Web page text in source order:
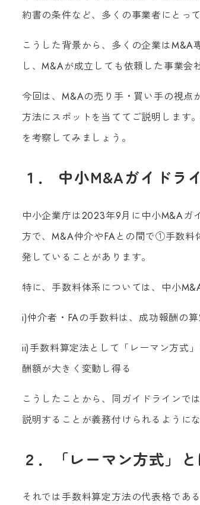
約書の条件など、多くの事業者にとっ
こうした背景から、多くの企業は
し、M&Aが成立しても依頼した事業会
今回は、M&Aの売り手・買い手の視
方法にスポットを当ててご説明します
を考察してみましょう。
１． 中小M&Aガイドラ
中小企業庁は2023年9月に中小M&Aガ
方で、M&A仲介やFAとの間で①手数
発していることがあります。
特に、手数料体系については、中小
i)仲介者・FAの手数料は、成功報酬の
ii)手数料算定法として「レーマン方式
酬額が大きく変動し得る
こうしたことから、同ガイドラインで
説明することが義務付けられるようにな
２．「レーマン方式」
それでは手数料算定方法の代表格であ